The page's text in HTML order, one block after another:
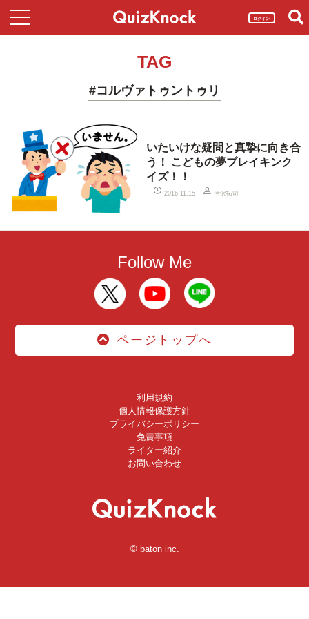
ログイン
TAG
#コルヴァトゥントゥリ
いたいけな疑問と真摯に向き合
う！ こどもの夢ブレイキンク
イズ！！
2016.11.15 伊沢拓司
Follow Me
ページトップへ
利用規約
個人情報保護方針
プライバシーポリシー
免責事項
ライター紹介
お問い合わせ
© baton inc.